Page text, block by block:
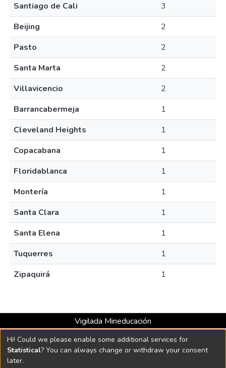
Santiago de Cali
3
Beijing
2
Pasto
2
Santa Marta
2
Villavicencio
2
Barrancabermeja
1
Cleveland Heights
1
Copacabana
1
Floridablanca
1
Montería
1
Santa Clara
1
Santa Elena
1
Tuquerres
1
Zipaquirá
1
Vigilada Mineducación
Universidad con Acreditación Institucional hasta 2026 -
Resolución MEN 2158 de 2018
Hi! Could we please enable some additional services for
Statistical? You can always change or withdraw your consent
later.